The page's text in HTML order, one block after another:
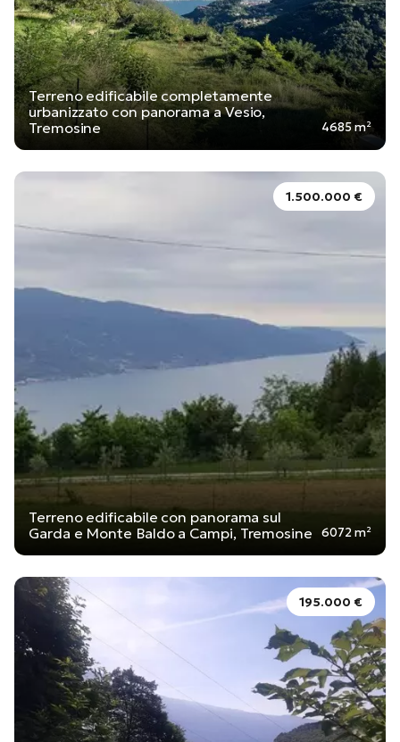
Terreno edificabile completamente
urbanizzato con panorama a Vesio,
Tremosine
4685 m²
1.500.000 €
Terreno edificabile con panorama sul
Garda e Monte Baldo a Campi, Tremosine
6072 m²
195.000 €